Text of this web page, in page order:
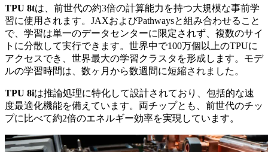
TPU 8tは、前世代の約3倍の計算能力を持つ大規模な事前学
習に使用されます。JAXおよびPathwaysと組み合わせること
で、学習は単一のデータセンターに限定されず、複数のサイ
トに分散して実行できます。世界中で100万個以上のTPUに
アクセスでき、世界最大の学習クラスタを形成します。モデ
ルの学習時間は、数ヶ月から数週間に短縮されました。
TPU 8iは推論処理に特化して設計されており、包括的な速
度最適化機能を備えています。両チップとも、前世代のチッ
プに比べて約2倍のエネルギー効率を実現しています。